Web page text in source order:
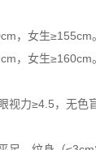
，女生≥155cm。
，女生≥160cm。
视力≥4.5，无色